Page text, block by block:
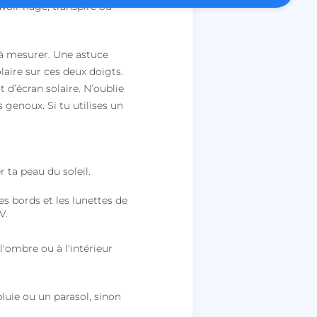
nagé, transpiré ou
mesurer. Une astuce
sur ces deux doigts.
solaire. N’oublie
genoux. Si tu utilises un
ta peau du soleil.
bords et les lunettes de
l'ombre ou à l'intérieur
ou un parasol, sinon
intersites.
des
Il est
de cookies
les données sur
concernant